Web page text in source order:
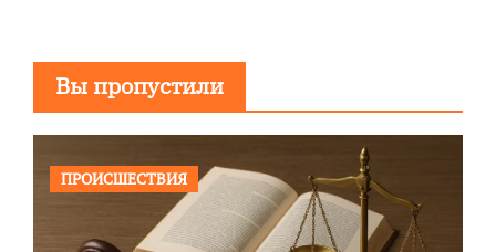
Вы пропустили
ПРОИСШЕСТВИЯ